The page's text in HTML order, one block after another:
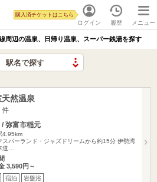
ログイン
購入済チケットはこちら
履歴 メニュー
周辺の温泉、日帰り温泉、スーパー銭湯を探す
駅名で探す
然温泉
件
/ 弥富市稲元
4.95km
スパーランド・ジャズドリームから約15分 伊勢湾
道…
3,590円～
宿泊 岩盤浴